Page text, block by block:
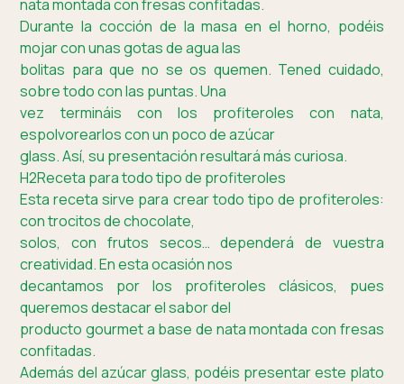
nata montada con fresas confitadas.
Durante la cocción de la masa en el horno, podéis
mojar con unas gotas de agua las
bolitas para que no se os quemen. Tened cuidado,
sobre todo con las puntas. Una
vez termináis con los profiteroles con nata,
espolvorearlos con un poco de azúcar
glass. Así, su presentación resultará más curiosa.
H2Receta para todo tipo de profiteroles
Esta receta sirve para crear todo tipo de profiteroles:
con trocitos de chocolate,
solos, con frutos secos… dependerá de vuestra
creatividad. En esta ocasión nos
decantamos por los profiteroles clásicos, pues
queremos destacar el sabor del
producto gourmet a base de nata montada con fresas
confitadas.
Además del azúcar glass, podéis presentar este plato